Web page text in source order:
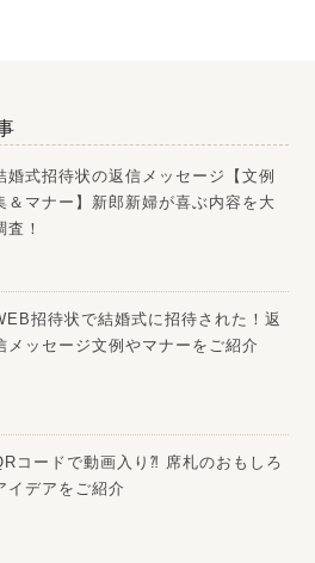
婚式招待状の返信メッセージ【文例
＆マナー】新郎新婦が喜ぶ内容を大
査！
招待状で結婚式に招待された！返
メッセージ文例やマナーをご紹介
コードで動画入り⁈ 席札のおもしろ
イデアをご紹介